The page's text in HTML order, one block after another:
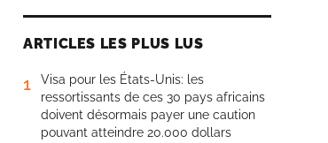
ARTICLES LES PLUS LUS
1
Visa pour les États-Unis: les
ressortissants de ces 30 pays africains
doivent désormais payer une caution
pouvant atteindre 20.000 dollars